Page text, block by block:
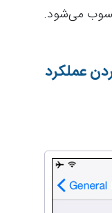
می‌شود.
عملکرد